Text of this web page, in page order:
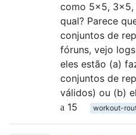
como 5x5, 3x5,
qual? Parece
conjuntos de
fóruns, vejo
eles estão (a)
conjuntos de
válidos) ou (b)
15
workout-